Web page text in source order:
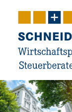
Inhalt
Service